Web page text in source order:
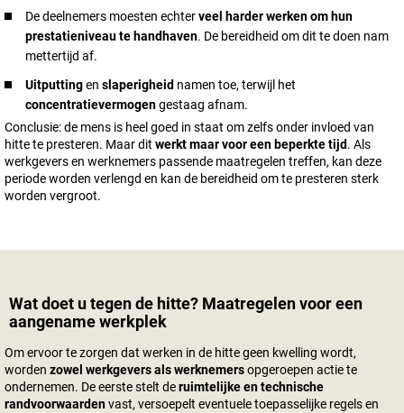
De deelnemers moesten echterveel harder werken om hun
prestatieniveau te handhaven. De bereidheid om dit te doen nam
mettertijd af.
Uitputtingen slaperigheid namen toe, terwijl het
concentratievermogengestaag afnam.
Conclusie: de mens is heel goed in staat om zelfs onder invloed van
hitte te presteren. Maar dit werkt maar voor een beperkte tijd. Als
werkgevers en werknemers passende maatregelen treffen, kan deze
periode worden verlengd en kan de bereidheid om te presteren sterk
worden vergroot.
Wat doet u tegen de hitte? Maatregelen voor een
aangename werkplek
Om ervoor te zorgen dat werken in de hitte geen kwelling wordt,
worden zowel werkgevers als werknemersopgeroepen actie te
ondernemen. De eerste stelt deruimtelijke en technische
randvoorwaardenvast, versoepelt eventuele toepasselijke regels en